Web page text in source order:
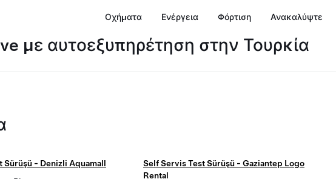
Οχήματα Ενέργεια Φόρτιση Ανακαλύψτε
με αυτοεξυπηρέτηση στην Τουρκία
Sürüşü - Denizli Aquamall
Self Servis Test Sürüşü - Gaziantep Logo
Rental